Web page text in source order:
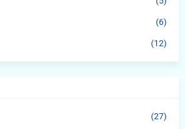
(6)
(12)
(27)